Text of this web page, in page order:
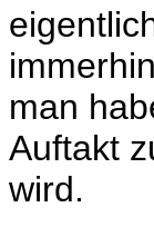
man
Auftakt
wird.